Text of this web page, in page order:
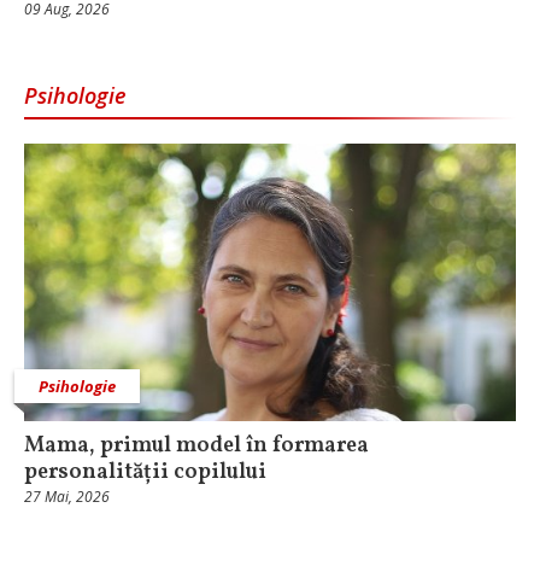
09 Aug, 2026
Psihologie
Psihologie
Mama, primul model în formarea
personalității copilului
27 Mai, 2026